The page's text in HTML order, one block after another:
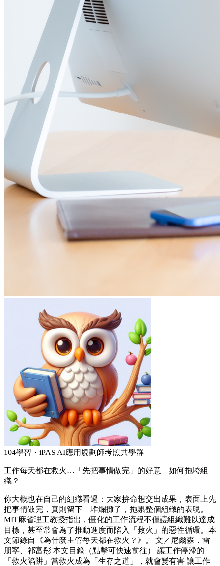
104學習・iPAS AI應用規劃師考照共學群
工作每天都在救火…「先把事情做完」的好意，如何拖垮組
織？
你大概也在自己的組織看過：大家拚命想交出成果，表面上先
把事情做完，實則留下一堆爛攤子，拖累整個組織的表現。
MIT麻省理工教授指出，僵化的工作流程不僅讓組織難以達成
目標，甚至常會為了推動進度而陷入「救火」的惡性循環。本
文節錄自《為什麼主管每天都在救火？》。 文／尼爾森．雷
朋寧、祁富彤 本文目錄（點擊可快速前往） 讓工作停滯的
「救火陷阱」當救火成為「生存之道」，就會變有害 讓工作